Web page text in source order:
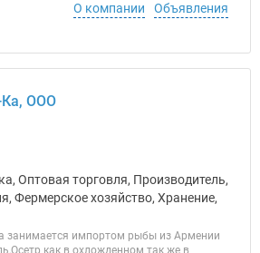
О компании
Объявления
ООО
Оптовая торговля, Производитель,
Фермерское хозяйство, Хранение,
занимается импортом рыбы из Армении
как в охложденном так же в